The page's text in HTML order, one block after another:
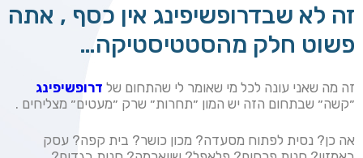
זה לא שבדרופשיפינג אין כסף , אתה
פשוט חלק מהסטטיסטיקה…
זה מה שאני עונה לכל מי שאומר לי שהתחום של דרופשיפינג
״קשה״ שבתחום הזה יש המון ״תחרות״ שרק ״מעטים״ מצליחים .
אה כן? נסית לפתוח מסעדה? מכון כושר? בית קפה? עסק